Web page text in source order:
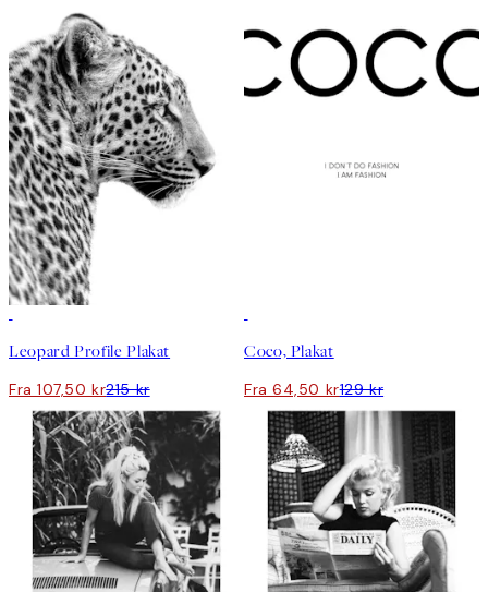
Leopard Profile Plakat
Fra 107,50 kr215 kr
Coco, Plakat
Fra 64,50 kr129 kr